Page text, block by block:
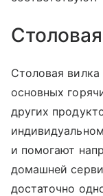
Столовая
основных
других
и помогают
домашней
достаточно